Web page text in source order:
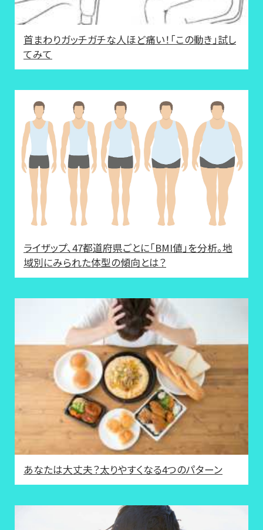
首まわりガッチガチな人ほど痛い！「この動き」試し
てみて
ライザップ、47都道府県ごとに「BMI値」を分析。地
域別にみられた体型の傾向とは？
あなたは大丈夫？太りやすくなる4つのパターン